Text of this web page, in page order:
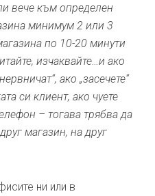
вече към определен
минимум 2 или 3
по 10-20 минути
изчаквайте…и ако
ако „засечете“
си клиент, ако чуете
– тогава трябва да
магазин, на друг
ни или в